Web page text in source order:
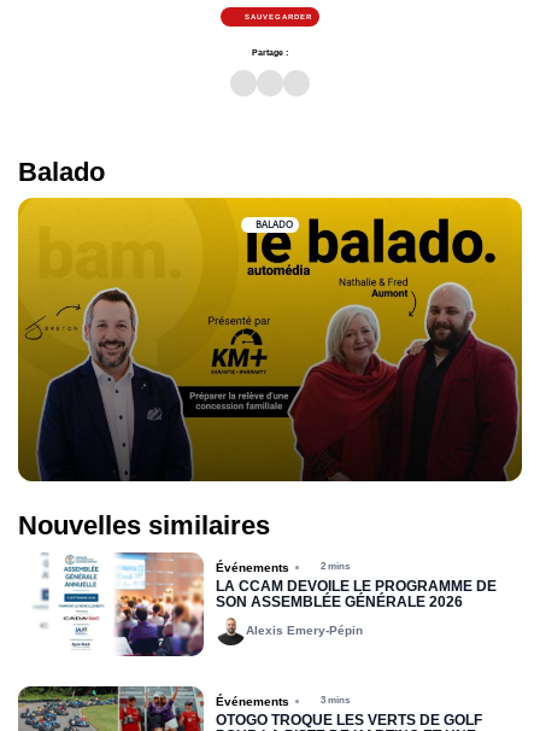
SAUVEGARDER
Partage :
Balado
BALADO
Nouvelles similaires
Événements 2 mins
LA CCAM DÉVOILE LE PROGRAMME DE
SON ASSEMBLÉE GÉNÉRALE 2026
Alexis Emery-Pépin
Événements 3 mins
OTOGO TROQUE LES VERTS DE GOLF